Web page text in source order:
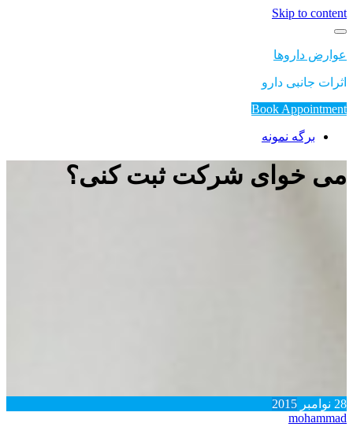
Skip to content
عوارض داروها
اثرات جانبی دارو
Book Appointment
برگه نمونه
می خوای شرکت ثبت کنی؟
28 نوامبر 2015
mohammad